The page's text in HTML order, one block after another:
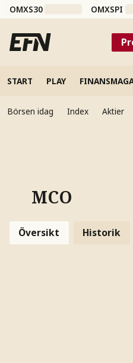
OMXS30 OMXSPI
START PLAY
Börsen idag Index Aktier
MCO
Översikt Historik